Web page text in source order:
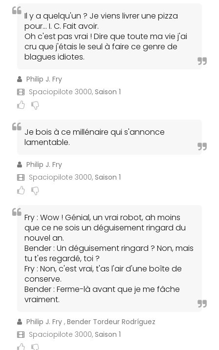
Il y a quelqu'un ? Je viens livrer une pizza
pour... I. C. Fait avoir.
Oh c'est pas vrai ! Dire que toute ma vie j'ai
cru que j'étais le seul à faire ce genre de
blagues idiotes.
Philip J. Fry
Spaciopilote 3000, Saison 1
Je bois à ce millénaire qui s'annonce
lamentable.
Philip J. Fry
Spaciopilote 3000, Saison 1
Fry : Wow ! Génial, un vrai robot, ah moins
que ce ne sois un déguisement ringard du
nouvel an.
Bender : Un déguisement ringard ? Non, mais
tu t'es regardé, toi ?
Fry : Non, c'est vrai, t'as l'air d'une boîte de
conserve.
Bender : Ferme-là avant que je me fâche
vraiment.
Philip J. Fry , Bender Tordeur Rodríguez
Spaciopilote 3000, Saison 1